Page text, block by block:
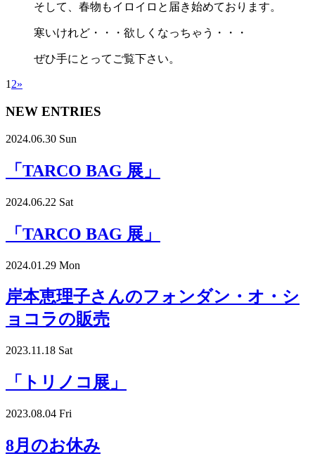
そして、春物もイロイロと届き始めております。
寒いけれど・・・欲しくなっちゃう・・・
ぜひ手にとってご覧下さい。
12»
NEW ENTRIES
2024.06.30 Sun
「TARCO BAG 展」
2024.06.22 Sat
「TARCO BAG 展」
2024.01.29 Mon
岸本恵理子さんのフォンダン・オ・シ
ョコラの販売
2023.11.18 Sat
「トリノコ展」
2023.08.04 Fri
8月のお休み